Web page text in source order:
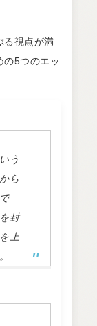
る視点が満
の5つのエッ
う
ら
封
上